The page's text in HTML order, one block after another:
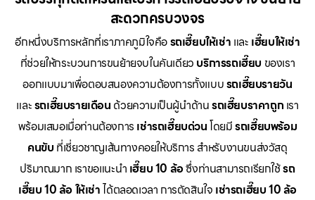
สะดวกครบวงจร
อีกหนึ่งบริการหลักที่เราภาคภูมิใจคือรถเฮี๊ยบให้เช่า และ เฮี๊ยบให้เช่า
ที่ช่วยให้กระบวนการขนย้ายจบในคันเดียว บริการรถเฮี๊ยบ ของเรา
ออกแบบมาเพื่อตอบสนองความต้องการทั้งแบบรถเฮี๊ยบรายวัน
และรถเฮี๊ยบรายเดือน ด้วยความเป็นผู้นำด้านรถเฮี๊ยบราคาถูกเรา
พร้อมเสมอเมื่อท่านต้องการ เช่ารถเฮี๊ยบด่วนโดยมีรถเฮี๊ยบพร้อม
คนขับ ที่เชี่ยวชาญเส้นทางคอยให้บริการ สำหรับงานขนส่งวัสดุ
ปริมาณมาก เราขอแนะนำ เฮี๊ยบ 10 ล้อซึ่งท่านสามารถเรียกใช้รถ
เฮี๊ยบ 10 ล้อ ให้เช่าได้ตลอดเวลา การตัดสินใจ เช่ารถเฮี๊ยบ 10 ล้อ